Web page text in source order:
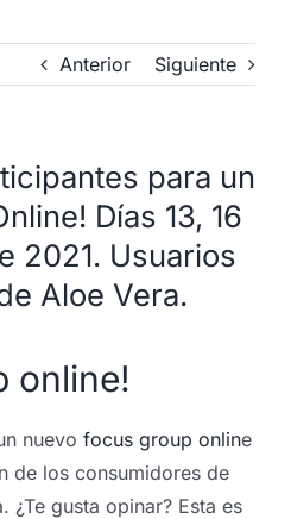
Anterior Siguiente
para un
Días 13, 16
2021. Usuarios
Aloe Vera.
online!
nuevo focus group online
de los consumidores de
¿Te gusta opinar? Esta es